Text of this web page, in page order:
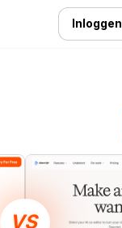
Inloggen
VS